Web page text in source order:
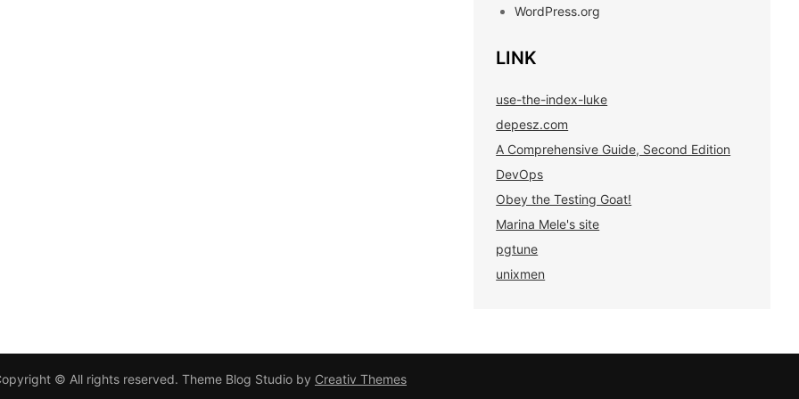
WordPress.org
LINK
use-the-index-luke
depesz.com
A Comprehensive Guide, Second Edition
DevOps
Obey the Testing Goat!
Marina Mele's site
pgtune
unixmen
© All rights reserved. Theme Blog Studio by Creativ Themes